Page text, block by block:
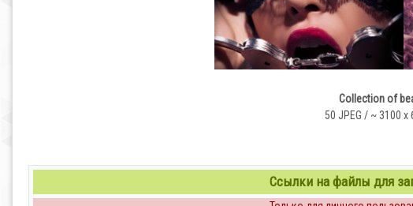
Collection of
50 JPEG / ~ 3100 x
Ссылки на файлы для